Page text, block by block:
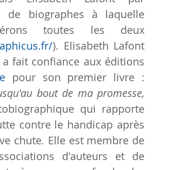
de biographes à laquelle
toutes les deux
). Elisabeth Lafont
qui rapporte
contre le handicap après
chute. Elle est membre de
d'auteurs et de